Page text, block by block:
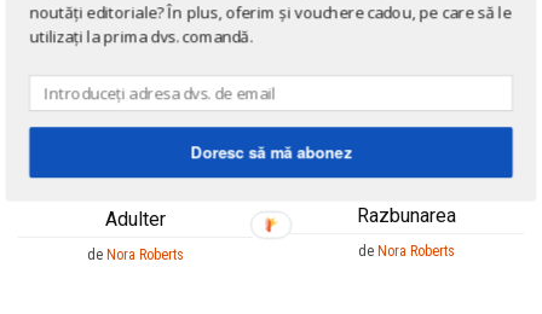
Adulter
de Nora Roberts
Razbunarea
de Nora Roberts
noutăți editoriale? În plus, oferim și vouchere cadou, pe care să le
utilizați la prima dvs. comandă.
Doresc să mă abonez